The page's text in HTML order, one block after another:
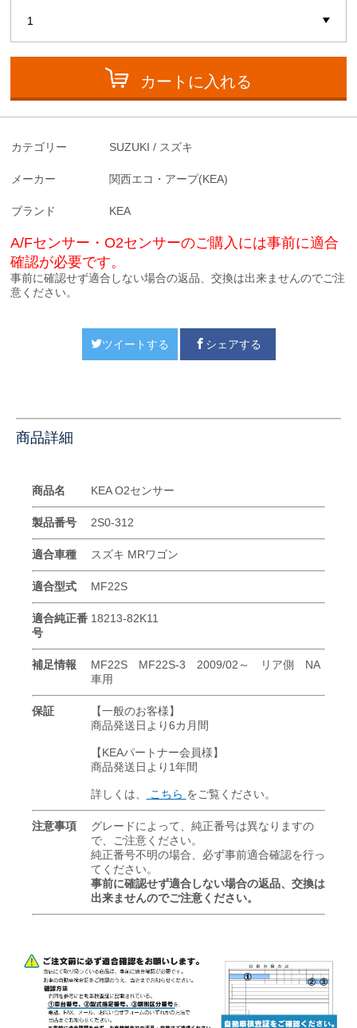
カートに入れる
カテゴリー SUZUKI / スズキ
メーカー 関西エコ・アープ(KEA)
ブランド KEA
A/Fセンサー・O2センサーのご購入には事前に適合
確認が必要です。
事前に確認せず適合しない場合の返品、交換は出来ませんのでご注
意ください。
ツイートする シェアする
商品詳細
商品名 KEA O2センサー
製品番号 2S0-312
適合車種 スズキ MRワゴン
適合型式 MF22S
適合純正番
号
18213-82K11
補足情報
MF22S MF22S-3 2009/02～ リア側 NA
車用
保証
【一般のお客様】
商品発送日より6カ月間
【KEAパートナー会員様】
商品発送日より1年間
詳しくは、 こちら をご覧ください。
注意事項
グレードによって、純正番号は異なりますの
で、ご注意ください。
純正番号不明の場合、必ず事前適合確認を行っ
てください。
事前に確認せず適合しない場合の返品、交換は
出来ませんのでご注意ください。